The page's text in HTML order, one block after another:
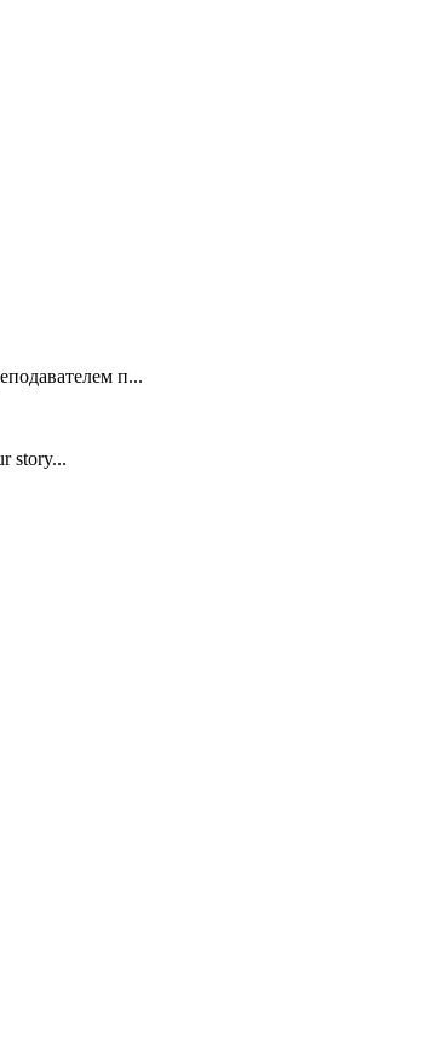
п...
story...